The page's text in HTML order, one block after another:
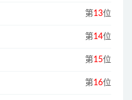
第13位
第14位
第15位
第16位